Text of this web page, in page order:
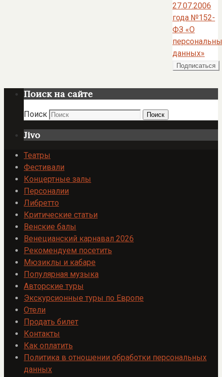
27.07.2006
года №152-
ФЗ «О
данных»
Поиск на сайте
Поиск Поиск
Jivo
Театры
Фестивали
Концертные залы
Персоналии
Либретто
Критические статьи
Венские балы
Венецианский карнавал 2026
Рекомендуем посетить
Мюзиклы и кабаре
Популярная музыка
Авторские туры
Экскурсионные туры по Европе
Отели
Продать билет
Контакты
Как оплатить
Политика в отношении обработки персональных
данных